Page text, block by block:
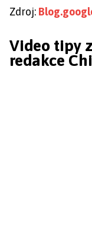
Zdroj:
Video tipy
redakce